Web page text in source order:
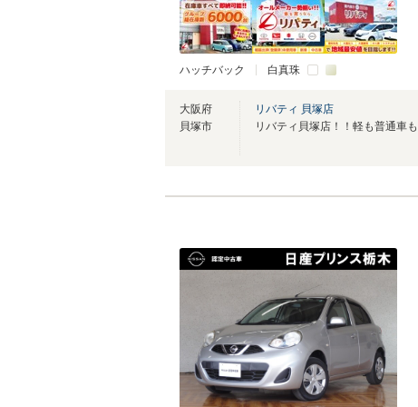
ハッチバック 白真珠
大阪府
貝塚市
リバティ 貝塚店